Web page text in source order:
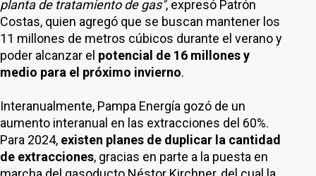
planta de tratamiento de gas", expresó Patrón
Costas, quien agregó que se buscan mantener los
11 millones de metros cúbicos durante el verano y
poder alcanzar el potencial de 16 millones y
medio para el próximo invierno.
Interanualmente, Pampa Energía gozó de un
aumento interanual en las extracciones del 60%.
Para 2024, existen planes de duplicar la cantidad
de extracciones, gracias en parte a la puesta en